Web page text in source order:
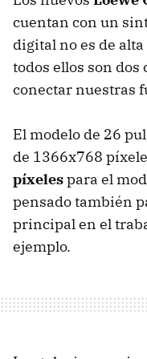
cuentan con un
digital no es de
todos ellos son dos
conectar nuestras
El modelo de 26
de 1366x768
píxelespara el
pensado también
principal en el
ejemplo.